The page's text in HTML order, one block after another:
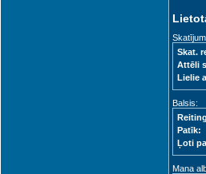
Skat.
Attēli
Lielie
Balsis:
Patīk:
Ļoti
Mana